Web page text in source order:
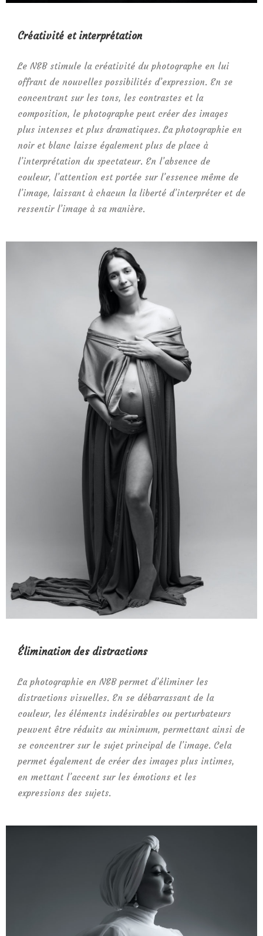
Créativité et interprétation
Le N&B stimule la créativité du photographe en lui
offrant de nouvelles possibilités d’expression. En se
concentrant sur les tons, les contrastes et la
composition, le photographe peut créer des images
plus intenses et plus dramatiques. La photographie en
noir et blanc laisse également plus de place à
l’interprétation du spectateur. En l’absence de
couleur, l’attention est portée sur l’essence même de
l’image, laissant à chacun la liberté d’interpréter et de
ressentir l’image à sa manière.
Élimination des distractions
La photographie en N&B permet d’éliminer les
distractions visuelles. En se débarrassant de la
couleur, les éléments indésirables ou perturbateurs
peuvent être réduits au minimum, permettant ainsi de
se concentrer sur le sujet principal de l’image. Cela
permet également de créer des images plus intimes,
en mettant l’accent sur les émotions et les
expressions des sujets.